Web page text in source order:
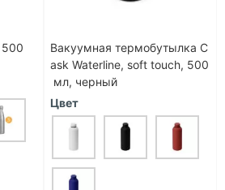
Вакуумная термобутылка C
ask Waterline, soft touch, 500
мл, черный
Цвет